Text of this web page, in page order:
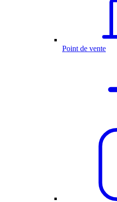
Point de vente